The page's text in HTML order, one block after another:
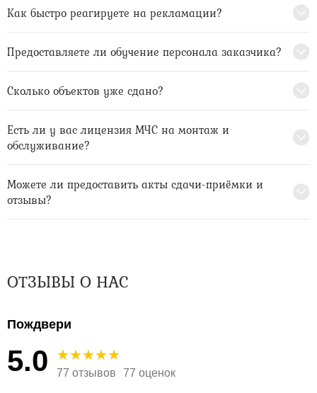
Как быстро реагируете на рекламации?
Предоставляете ли обучение персонала заказчика?
Сколько объектов уже сдано?
Есть ли у вас лицензия МЧС на монтаж и
обслуживание?
Можете ли предоставить акты сдачи-приёмки и
отзывы?
ОТЗЫВЫ О НАС
Пождвери
5.0 77 отзывов 77 оценок